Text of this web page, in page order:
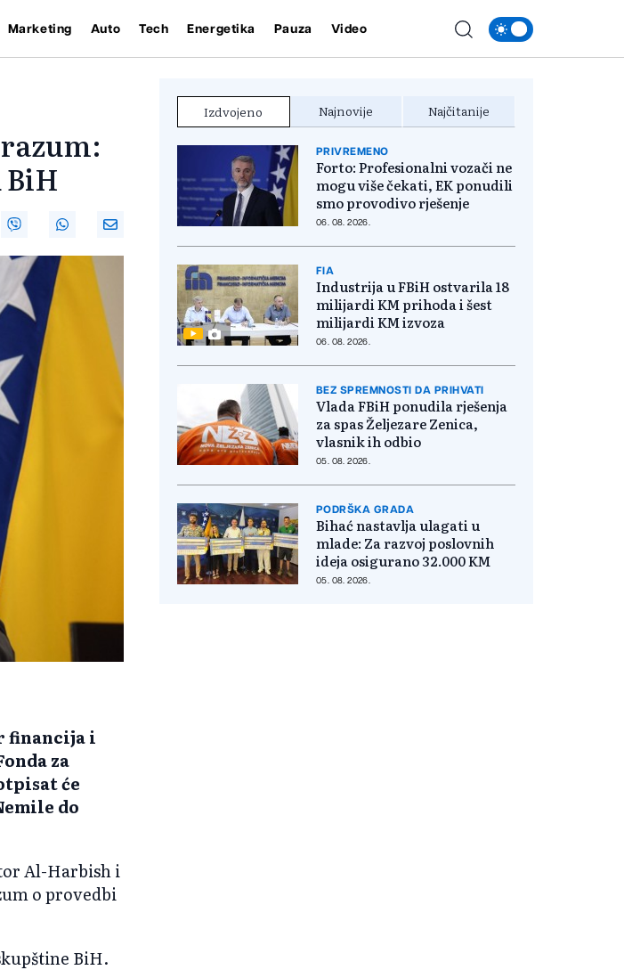
Marketing Auto Tech Energetika Pauza Video
financija i
za
će
do
Al-Harbish i
o provedbi
BiH.
Izdvojeno Najnovije Najčitanije
PRIVREMENO
Forto: Profesionalni vozači ne
mogu više čekati, EK ponudili
smo provodivo rješenje
06. 08. 2026.
FIA
Industrija u FBiH ostvarila 18
milijardi KM prihoda i šest
milijardi KM izvoza
06. 08. 2026.
BEZ SPREMNOSTI DA PRIHVATI
Vlada FBiH ponudila rješenja
za spas Željezare Zenica,
vlasnik ih odbio
05. 08. 2026.
PODRŠKA GRADA
Bihać nastavlja ulagati u
mlade: Za razvoj poslovnih
ideja osigurano 32.000 KM
05. 08. 2026.